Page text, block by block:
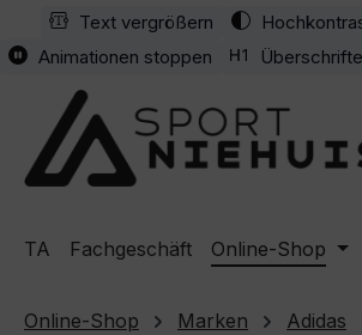
Hauptinhalt springen
Zur Suche springen
Zur Hauptnavigation springen
Text vergrößern
Animationen stoppen
TA Fachgeschäft Online-Shop
Online-Shop Marken Adidas